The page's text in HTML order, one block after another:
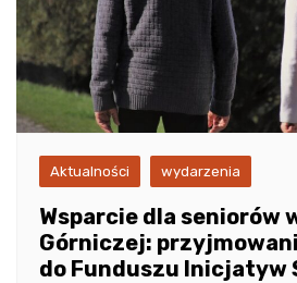
Aktualności wydarzenia
Wsparcie dla seniorów
Górniczej:
do Funduszu Inicjatyw